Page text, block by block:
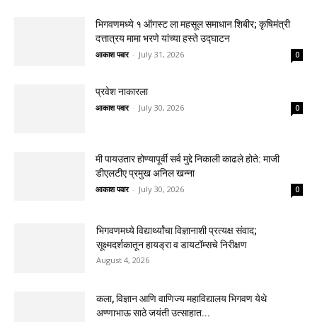
भिगवणमध्ये १ ऑगस्ट ला महसूल समाधान शिबीर; कृषिमंत्री
दत्तात्रय मामा भरणे यांच्या हस्ते उद्घाटन
आकाश पवार - July 31, 2026 0
प्रवेश नाकारला
आकाश पवार - July 30, 2026 0
मी पायउतार होण्यापूर्वी सर्व मुद्दे निकाली काढले होते: माजी
डीएलटीए प्रमुख अनिल खन्ना
आकाश पवार - July 30, 2026 0
भिगवणमध्ये विद्यार्थ्यांचा विज्ञानाशी प्रत्यक्ष संवाद;
सूक्ष्मदर्शकातून हायड्रा व डायटॉम्सचे निरीक्षण
August 4, 2026
कला, विज्ञान आणि वाणिज्य महाविद्यालय भिगवण येथे
अण्णाभाऊ साठे जयंती उत्साहात...